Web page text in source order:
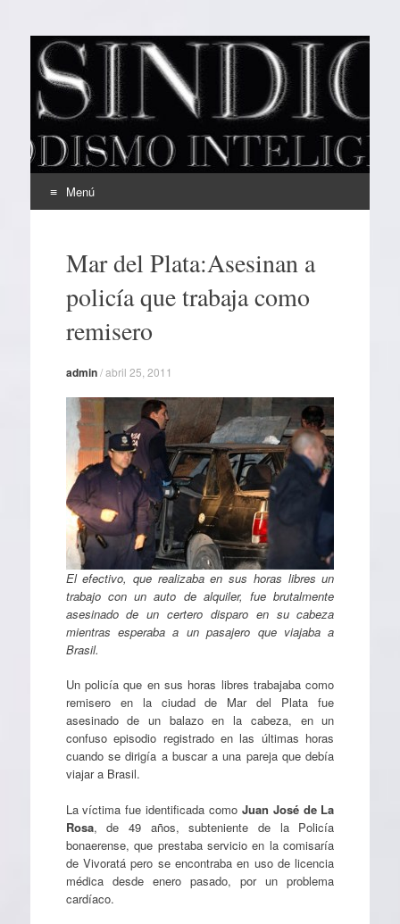
EL SINDICAL
Periodismo Inteligente
Menú
contenidoMar del Plata:Asesinan a
policía que trabaja como
remisero
admin/abril 25, 2011
El efectivo, que realizaba en sus horas libres un
trabajo con un auto de alquiler, fue brutalmente
asesinado de un certero disparo en su cabeza
mientras esperaba a un pasajero que viajaba a
Brasil.
Un policía que en sus horas libres trabajaba como
remisero en la ciudad de Mar del Plata fue
asesinado de un balazo en la cabeza, en un
confuso episodio registrado en las últimas horas
cuando se dirigía a buscar a una pareja que debía
viajar a Brasil.
La víctima fue identificada como Juan José de La
Rosa, de 49 años, subteniente de la Policía
bonaerense, que prestaba servicio en la comisaría
de Vivoratá pero se encontraba en uso de licencia
médica desde enero pasado, por un problema
cardíaco.